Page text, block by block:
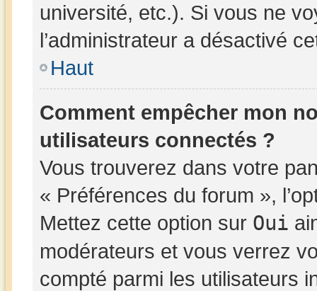
université, etc.). Si vous ne
l’administrateur a désactivé
Haut
Comment empêcher mon
utilisateurs connectés ?
Vous trouverez dans votre
« Préférences du forum »,
Mettez cette option sur Oui
modérateurs et vous verrez
compté parmi les utilisateurs